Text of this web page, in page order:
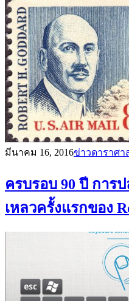
มีนาคม 16, 2016ข่าวดาราศา
ครบรอบ 90 ปี การ
เหลวครั้งแรกของ